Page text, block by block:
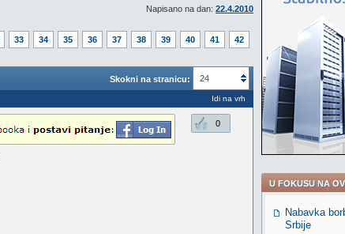
Napisano na dan: 22.4.2010
33 34 35 36 37 38 39 40 41 42
Skokni na stranicu: 24
Idi na vrh
0
U FOKUSU NA
Nabavka
Srbije